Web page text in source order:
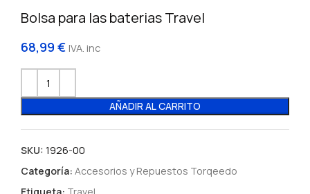
Bolsa para las baterias Travel
68,99 € IVA. inc
AÑADIR AL CARRITO
SKU: 1926-00
Categoría: Accesorios y Repuestos Torqeedo